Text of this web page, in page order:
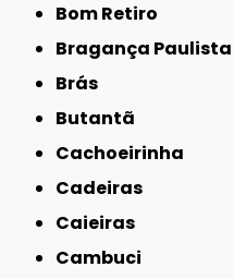
Bom Retiro
Bragança Paulista
Brás
Butantã
Cachoeirinha
Cadeiras
Caieiras
Cambuci